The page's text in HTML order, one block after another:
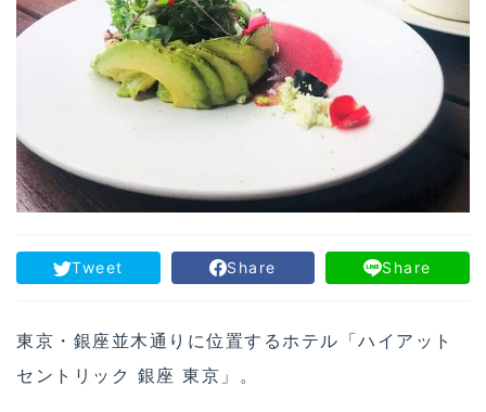
Tweet Share Share
東京・銀座並木通りに位置するホテル「ハイアット
セントリック 銀座 東京」。